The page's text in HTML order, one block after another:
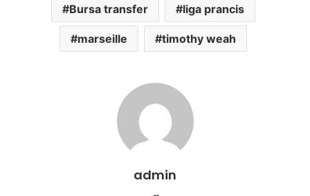
Bursa transfer liga prancis
marseille timothy weah
admin